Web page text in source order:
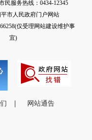
民服务热线：0434-12345
市人民政府门户网站
仅受理网站建设维护事
宜)
｜ 网站通告